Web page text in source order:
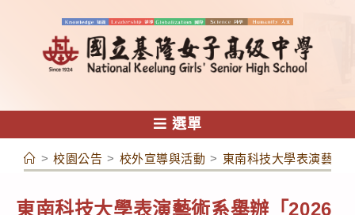
容
選單
> 校園公告 > 校外宣導與活動 > 東南科技大學表演藝術
東南科技大學表演藝術系舉辦「2026